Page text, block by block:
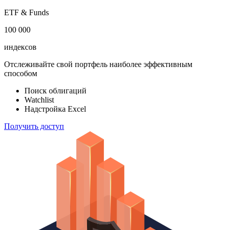
ETF & Funds
100 000
индексов
Отслеживайте свой портфель наиболее эффективным
способом
Поиск облигаций
Watchlist
Надстройка Excel
Получить доступ